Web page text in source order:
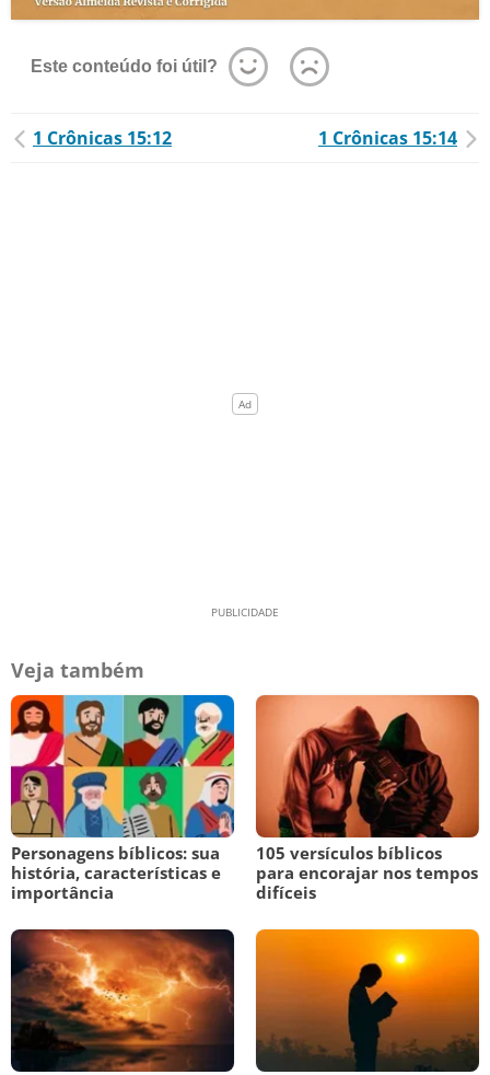
Este conteúdo foi útil?
1 Crônicas 15:12 1 Crônicas 15:14
Veja também
Personagens bíblicos: sua
história, características e
importância
105 versículos bíblicos
para encorajar nos tempos
difíceis